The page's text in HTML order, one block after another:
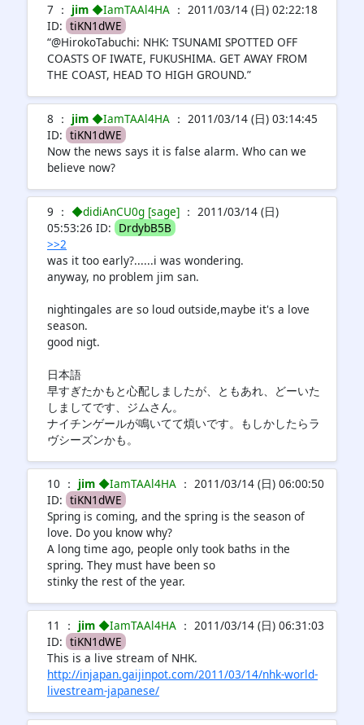
7 ： jim ◆IamTAAl4HA ： 2011/03/14 (日) 02:22:18
ID: tiKN1dWE
“@HirokoTabuchi: NHK: TSUNAMI SPOTTED OFF
COASTS OF IWATE, FUKUSHIMA. GET AWAY FROM
THE COAST, HEAD TO HIGH GROUND.”
8 ： jim ◆IamTAAl4HA ： 2011/03/14 (日) 03:14:45
ID: tiKN1dWE
Now the news says it is false alarm. Who can we
believe now?
9 ： ◆didiAnCU0g [sage] ： 2011/03/14 (日)
05:53:26 ID: DrdybB5B
>>2
was it too early?......i was wondering.
anyway, no problem jim san.
nightingales are so loud outside,maybe it's a love
season.
good nigt.
日本語
早すぎたかもと心配しましたが、ともあれ、どーいた
しましてです、ジムさん。
ナイチンゲールが鳴いてて煩いです。もしかしたらラ
ヴシーズンかも。
10 ： jim ◆IamTAAl4HA ： 2011/03/14 (日) 06:00:50
ID: tiKN1dWE
Spring is coming, and the spring is the season of
love. Do you know why?
A long time ago, people only took baths in the
spring. They must have been so
stinky the rest of the year.
11 ： jim ◆IamTAAl4HA ： 2011/03/14 (日) 06:31:03
ID: tiKN1dWE
This is a live stream of NHK.
http://injapan.gaijinpot.com/2011/03/14/nhk-world-
livestream-japanese/